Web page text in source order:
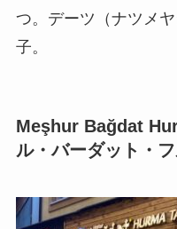
つ。デーツ（ナツメ
子。
Meşhur Bağdat
ル・バーダット・